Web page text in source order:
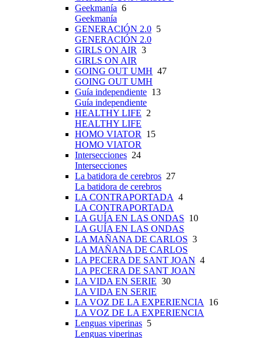
Geekmanía 6
Geekmanía
GENERACIÓN 2.0 5
GENERACIÓN 2.0
GIRLS ON AIR 3
GIRLS ON AIR
GOING OUT UMH 47
GOING OUT UMH
Guía independiente 13
Guía independiente
HEALTHY LIFE 2
HEALTHY LIFE
HOMO VIATOR
15
HOMO VIATOR
Intersecciones 24
Intersecciones
La batidora de cerebros 27
La batidora de cerebros
LA CONTRAPORTADA 4
LA CONTRAPORTADA
LA GUÍA EN LAS ONDAS 10
LA GUÍA EN LAS ONDAS
LA MAÑANA DE CARLOS 3
LA MAÑANA DE CARLOS
LA PECERA DE SANT JOAN 4
LA PECERA DE SANT JOAN
LA VIDA EN SERIE 30
LA VIDA EN SERIE
LA VOZ DE LA EXPERIENCIA
16
LA VOZ DE LA EXPERIENCIA
Lenguas viperinas 5
Lenguas viperinas